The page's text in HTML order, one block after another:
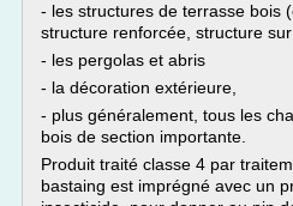
- les structures de terrasse bois
structure renforcée, structure
- les pergolas et abris
- la décoration extérieure,
- plus généralement, tous les
bois de section importante.
Produit traité classe 4 par
bastaing est imprégné avec un